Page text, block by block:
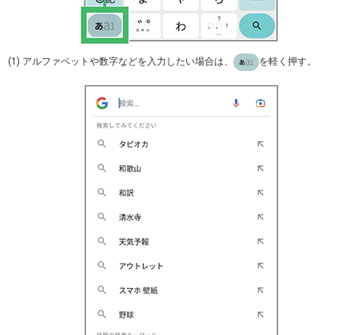
(1) アルファベットや数字などを入力したい場合は、 を軽く押す。